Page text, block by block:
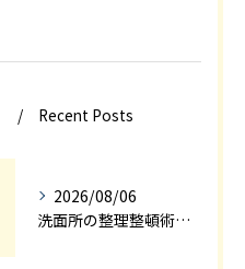
Recent Posts
2026/08/06
洗面所の整理整頓術で家事効率も上がる収納改善テクニック